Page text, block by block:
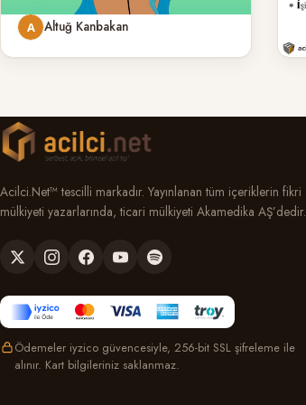
Altuğ Kanbakan
Acilci.Net™ tescilli markadır. Yayınlanan tüm içeriklerin fikri
mülkiyeti yazarlarında, ticari mülkiyeti Akamedika AŞ’dedir.
Ödemeler iyzico güvencesiyle, 256-bit SSL şifreleme ile
alınır. Kart bilgileriniz saklanmaz.